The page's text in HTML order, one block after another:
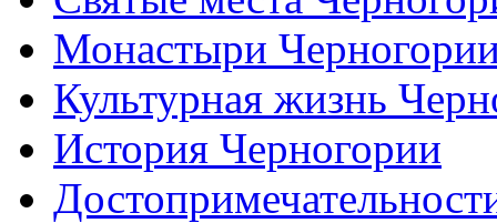
Монастыри
Культурная жизнь
История Черногории